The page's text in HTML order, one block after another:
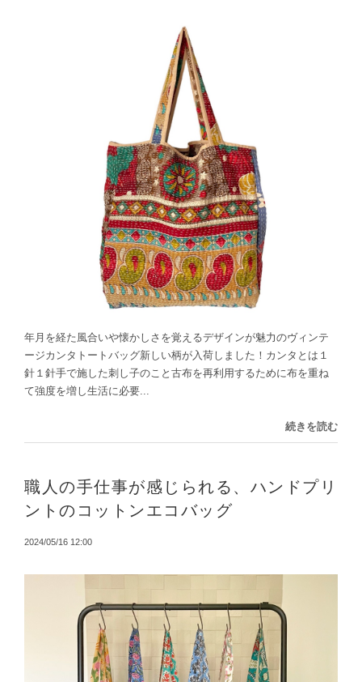
年月を経た風合いや懐かしさを覚えるデザインが魅力のヴィンテ
ージカンタトートバッグ新しい柄が入荷しました！カンタとは１
針１針手で施した刺し子のこと古布を再利用するために布を重ね
て強度を増し生活に必要...
続きを読む
職人の手仕事が感じられる、ハンドプリ
ントのコットンエコバッグ
2024/05/16 12:00